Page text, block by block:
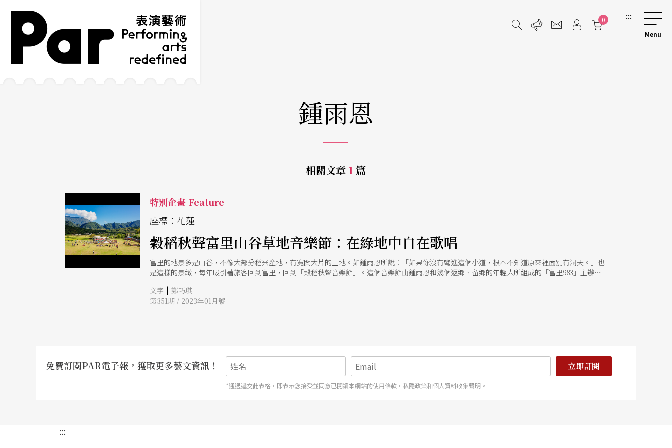
跳到主要內容區塊
網站導覽
0 :::
鍾雨恩
相關文章 1 篇
特別企畫 Feature
座標：花蓮
穀稻秋聲富里山谷草地音樂節：在綠地中自在歌唱
富里的地景多是山谷，不像大部分稻米產地，有寬闊大片的土地。如鍾雨恩所說：「如果你沒有彎進這個小道，根本不知道原來裡面別有洞天。」也
是這樣的景緻，每年吸引著旅客回到富里，回到「穀稻秋聲音樂節」。這個音樂節由鍾雨恩和幾個返鄉、留鄉的年輕人所組成的「富里983」主辦，
社會福利，他放不下台北的理想，卻也放不下家中的稻米事業。前半年還是台北花蓮兩頭跑，直到指導教授一席話：「透過協助農友改善生活，何嘗
不是另一種實現社會福利的方式」，讓他決心返鄉。從父親開始的有機農業與產銷班，並且以「天賜糧源」為品牌行銷稻米。鍾雨恩身上背負著執行
包辦，為了解決資金問題，團隊將預算切割成好幾個補助計畫，剩下的就靠販售紀念品。也許正如舒國治所說「做你喜歡的事情，全世界都會來供養
你」，穀稻秋聲音樂節的第一屆就損益兩平，也開啟音樂節的籌辦模式：不假他人之手。即使現在有KK BOX（售票系統KKTIX、表演經紀KKLIVE）的
加入，鍾雨恩仍堅持直接與演出者或經紀人溝通，「也許透過其他人，可以邀請到更大的卡司，但這些人可能無法替我們訴說『穀稻秋聲』的理念，
富里在做什麼，我們希望到這裡來的人，都是有同樣想法，支持我們理念的人。」 看似舉辦給外地人享受的音樂節，其實本體是富里鄉民。富里族群
文字 | 鄭巧琪
第351期 / 2023年01月號
免費訂閱PAR電子報，獲取更多藝文資訊！ 立即訂閱
*通過遞交此表格，即表示您接受並同意已閱讀本網站的使用條款，私隱政策和個人資料收集聲明。
:::